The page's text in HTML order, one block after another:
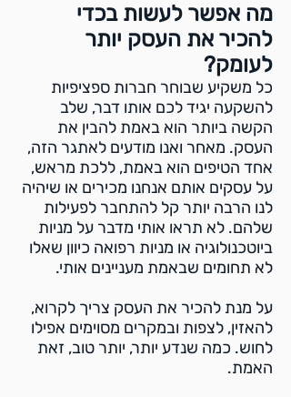
מה אפשר לעשות בכדי
להכיר את העסק יותר
לעומק?
כל משקיע שבוחר חברות ספציפיות
להשקעה יגיד לכם אותו דבר, שלב
הקשה ביותר הוא באמת להבין את
העסק. מאחר ואנו מודעים לאתגר הזה,
אחד הטיפים הוא באמת, ללכת מראש,
על עסקים אותם אנחנו מכירים או שיהיה
לנו הרבה יותר קל להתחבר לפעילות
שלהם. לא תראו אותי מדבר על מניות
ביוטכנולוגיה או מניות רפואה כיוון שאלו
לא תחומים שבאמת מעניינים אותי.
על מנת להכיר את העסק צריך לקרוא,
להאזין, לצפות ובמקרים מסוימים אפילו
לחוש. כמה שנדע יותר, יותר טוב, זאת
האמת.